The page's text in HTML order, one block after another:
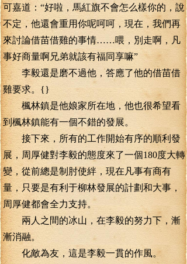
可嘉道：“好啦，馬紅旗不會怎么樣你的，說
不定，他還會重用你呢呵呵，現在，我們再
來討論借苗借雞的事情……喂，別走啊，凡
事好商量啊兄弟就該有福同享嘛”
李毅還是磨不過他，答應了他的借苗借
雞要求。{}
楓林鎮是他娘家所在地，他也很希望看
到楓林鎮能有一個不錯的發展。
接下來，所有的工作開始有序的順利發
展，周厚健對李毅的態度來了一個180度大轉
變，從前總是制肘使絆，現在凡事有商有
量，只要是有利于柳林發展的計劃和大事，
周厚健都會全力支持。
兩人之間的冰山，在李毅的努力下，漸
漸消融。
化敵為友，這是李毅一貫的作風。